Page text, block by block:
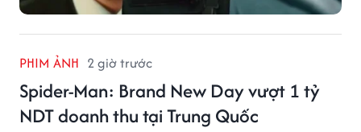
PHIM ẢNH 2 giờ trước
Spider-Man: Brand New Day vượt 1 tỷ
NDT doanh thu tại Trung Quốc